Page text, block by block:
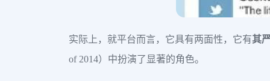
实际上，就平台而言，它具有两面性，它有其
of 2014）中扮演了显著的角色。